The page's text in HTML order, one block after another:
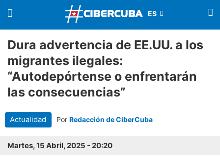
Dura advertencia de EE.UU. a los
migrantes ilegales:
“Autodepórtense o enfrentarán
las consecuencias”
Actualidad Por Redacción de CiberCuba
Martes, 15 Abril, 2025 - 20:20